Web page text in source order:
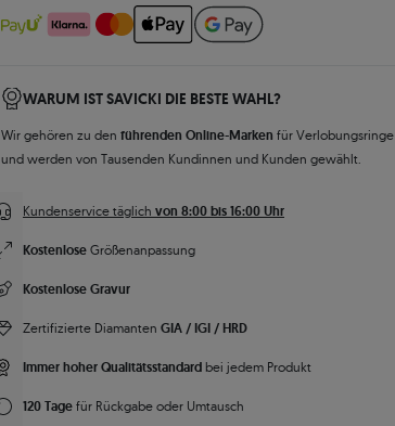
WARUM IST SAVICKI DIE BESTE WAHL?
Wir gehören zu den führenden Online-Marken für Verlobungsringe
und werden von Tausenden Kundinnen und Kunden gewählt.
Kundenservice täglich von 8:00 bis 16:00 Uhr
Kostenlose Größenanpassung
Kostenlose Gravur
Zertifizierte Diamanten GIA / IGI / HRD
Immer hoher Qualitätsstandard bei jedem Produkt
120 Tage für Rückgabe oder Umtausch